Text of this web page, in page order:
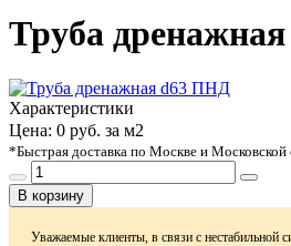
Труба
Характеристики
Цена: 0 руб. за м2
*Быстрая доставка по Москве и Московской
В корзину
Уважаемые клиенты, в связи с нестабильной